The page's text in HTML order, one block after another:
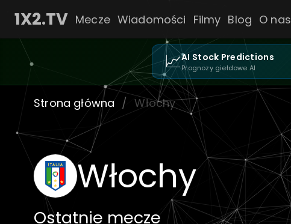
1X2.TV Mecze Wiadomości Filmy Blog O nas
📈AI Stock Predictions
Prognozy giełdowe AI
Strona główna / Włochy
Włochy
Ostatnie mecze